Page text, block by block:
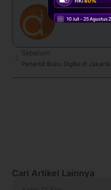
admin
Prev
Sebelum
Cari Artikel Lainnya